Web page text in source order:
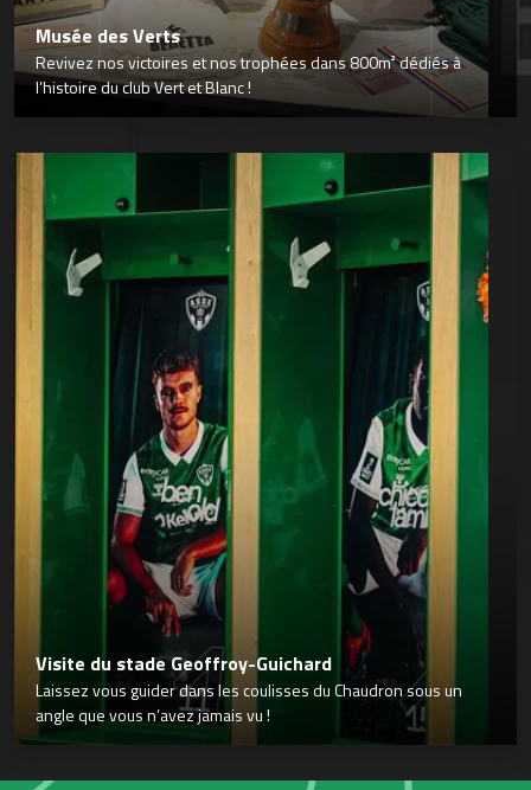
Musée des Verts
Revivez nos victoires et nos trophées dans 800m² dédiés à
l’histoire du club Vert et Blanc !
Visite du stade Geoffroy-Guichard
Laissez vous guider dans les coulisses du Chaudron sous un
angle que vous n’avez jamais vu !